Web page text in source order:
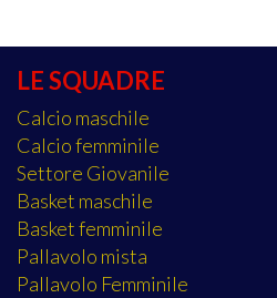
LE SQUADRE
Calcio maschile
Calcio femminile
Settore Giovanile
Basket maschile
Basket femminile
Pallavolo mista
Pallavolo Femminile